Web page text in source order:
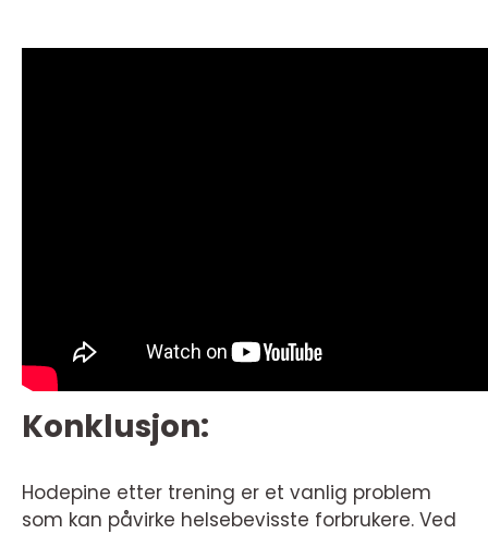
Konklusjon:
Hodepine etter trening er et vanlig problem
som kan påvirke helsebevisste forbrukere. Ved